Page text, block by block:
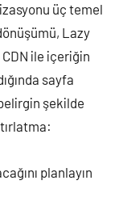
üç temel
Lazy
ile içeriğin
sayfa
şekilde
planlayın